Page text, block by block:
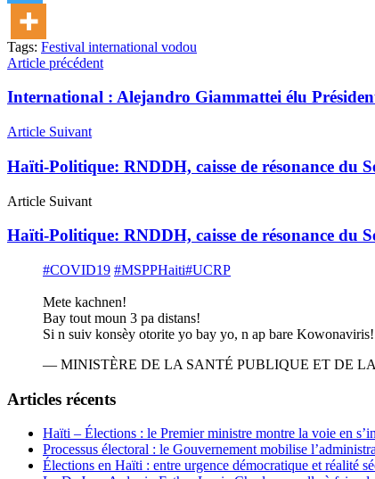
Tags: Festival international vodou
Article précédent
International : Alejandro Giammattei élu
Article Suivant
Haïti-Politique: RNDDH, caisse de résonance du
Article Suivant
Haïti-Politique: RNDDH, caisse de résonance du
#COVID19 #MSPPHaiti#UCRP
Mete kachnen!
Bay tout moun 3 pa distans!
Si n suiv konsèy otorite yo bay yo, n ap bare Kowonaviris!
— MINISTÈRE DE LA SANTÉ PUBLIQUE ET DE
Articles récents
Haïti – Élections : le Premier ministre montre la voie en
Processus électoral : le Gouvernement mobilise
Élections en Haïti : entre urgence démocratique et réalité